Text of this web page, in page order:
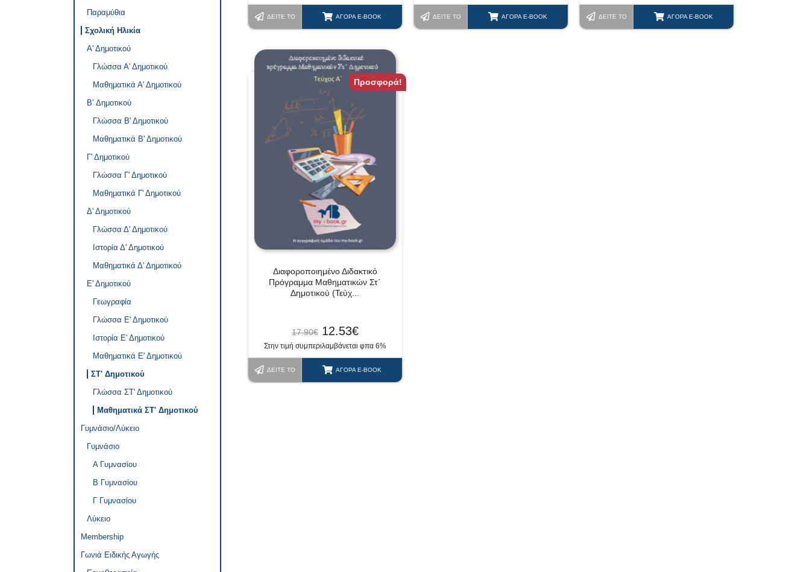
Παραμύθια
Σχολική Ηλικία
Α' Δημοτικού
Γλώσσα Α' Δημοτικού
Μαθηματικά Α' Δημοτικού
Β’ Δημοτικού
Γλώσσα Β' Δημοτικού
Μαθηματικά Β' Δημοτικού
Γ' Δημοτικού
Γλώσσα Γ' Δημοτικού
Μαθηματικά Γ' Δημοτικού
Δ' Δημοτικού
Γλώσσα Δ' Δημοτικού
Ιστορία Δ' Δημοτικού
Μαθηματικά Δ' Δημοτικού
Ε' Δημοτικού
Γεωγραφία
Γλώσσα Ε' Δημοτικού
Ιστορία Ε' Δημοτικού
Μαθηματικά Ε' Δημοτικού
ΣΤ' Δημοτικού
Γλώσσα ΣΤ' Δημοτικού
Μαθηματικά ΣΤ' Δημοτικού
Γυμνάσιο/Λύκειο
Γυμνάσιο
Α Γυμνασίου
Β Γυμνασίου
Γ Γυμνασίου
Λύκειο
Membership
Γωνιά Ειδικής Αγωγής
ΔΕΊΤΕ ΤΟ ΑΓΟΡΆ E-BOOK ΔΕΊΤΕ ΤΟ ΑΓΟΡΆ E-BOOK ΔΕΊΤΕ ΤΟ ΑΓΟΡΆ E-BOOK
Προσφορά!
Διαφοροποιημένο Διδακτικό
Πρόγραμμα Μαθηματικών Στ΄
Δημοτικού (Τεύχ...
17.90€ 12.53€
Στην τιμή συμπεριλαμβάνεται φπα 6%
ΔΕΊΤΕ ΤΟ ΑΓΟΡΆ E-BOOK